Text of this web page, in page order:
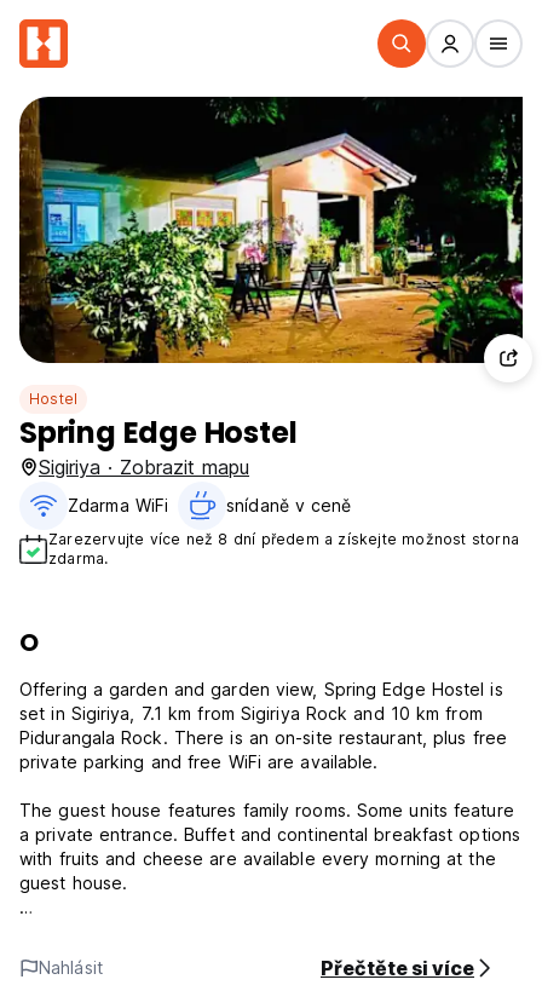
Hostel
Spring Edge Hostel
Sigiriya · Zobrazit mapu
Zdarma WiFi snídaně v ceně‎
Zarezervujte více než 8 dní předem a získejte možnost storna
zdarma.
O
Offering a garden and garden view, Spring Edge Hostel is
set in Sigiriya, 7.1 km from Sigiriya Rock and 10 km from
Pidurangala Rock. There is an on-site restaurant, plus free
private parking and free WiFi are available.
The guest house features family rooms. Some units feature
a private entrance. Buffet and continental breakfast options
with fruits and cheese are available every morning at the
guest house.
Wildlife Range Office - Sigiriya is 5.2 km from Spring Edge
Hostel, while Sigiriya Museum is 6.4 km away. The nearest
Nahlásit Přečtěte si více